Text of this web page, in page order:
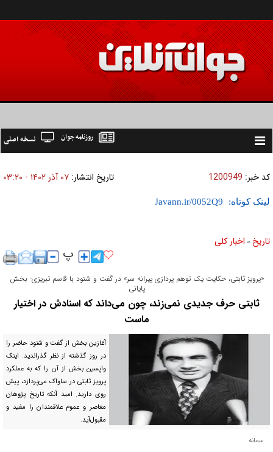
Toggle
نسخه اصلی روزنامه جوان
کد خبر: 1200949 تاریخ انتشار: ۰۷ آذر ۱۴۰۲ - ۰۳:۲۰
لینک کوتاه:
تاریخ » اخبار کلی
«پرویز ثابتی، حکایت یک توهم پردازی پیرانه سر» در گفت و شنود با قاسم تبریزی- بخش
پایانی
ثابتی حرف جدیدی نمی‌زند، چون می‌داند که اسنادش در اختیار
ماست
آغازین بخش از گفت و شنود حاضر را
در روز گذشته از نظر گذراندید. اینک
واپسین بخش از آن را که به عملکرد
پرویز ثابتی در ساواک می‌پردازد، پیش
روی دارید. امید آنکه تاریخ پژوهان
معاصر و عموم علاقمندان را مفید و
مقبول‌آید.
سمانه